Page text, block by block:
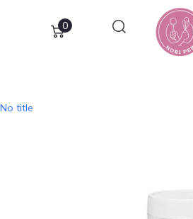
0
No title